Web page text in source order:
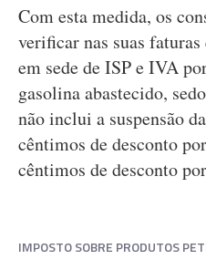
Com esta medida, os
verificar nas suas
em sede de ISP e IVA
gasolina abastecido,
não inclui a suspensão
cêntimos de desconto
cêntimos de desconto
IMPOSTO SOBRE PRODUTOS